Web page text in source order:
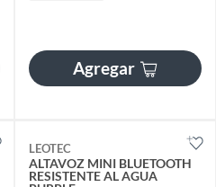
Agregar
LEOTEC
ALTAVOZ MINI BLUETOOTH
RESISTENTE AL AGUA